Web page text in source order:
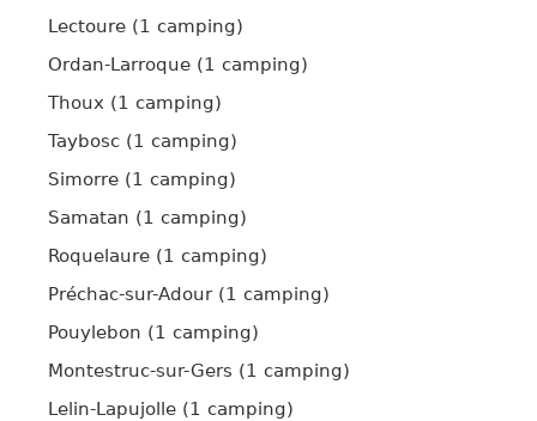
Lectoure (1 camping)
Ordan-Larroque (1 camping)
Thoux (1 camping)
Taybosc (1 camping)
Simorre (1 camping)
Samatan (1 camping)
Roquelaure (1 camping)
Préchac-sur-Adour (1 camping)
Pouylebon (1 camping)
Montestruc-sur-Gers (1 camping)
Lelin-Lapujolle (1 camping)